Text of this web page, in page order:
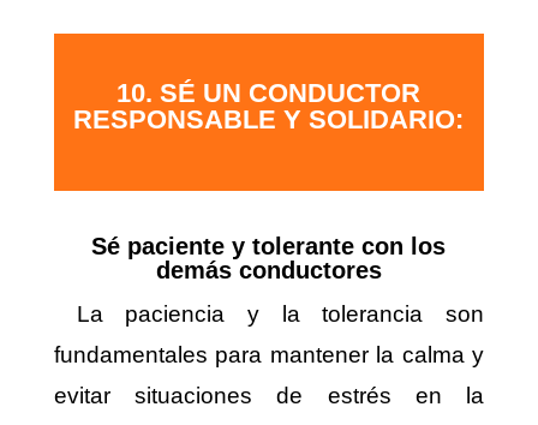
10. SÉ UN CONDUCTOR
RESPONSABLE Y SOLIDARIO:
Sé paciente y tolerante con los
demás conductores
La paciencia y la tolerancia son
fundamentales para mantener la calma y
evitar situaciones de estrés en la